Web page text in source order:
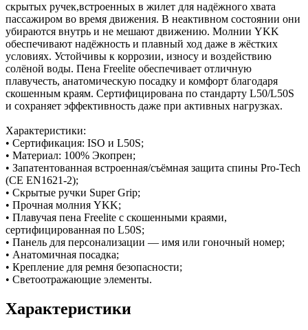
скрытых ручек,встроенных в жилет для надёжного хвата
пассажиром во время движения. В неактивном состоянии они
убираются внутрь и не мешают движению. Молнии YKK
обеспечивают надёжность и плавный ход даже в жёстких
условиях. Устойчивы к коррозии, износу и воздействию
солёной воды. Пена Freelite обеспечивает отличную
плавучесть, анатомическую посадку и комфорт благодаря
скошенным краям. Сертифицирована по стандарту L50/L50S
и сохраняет эффективность даже при активных нагрузках.
Характеристики:
• Сертификация: ISO и L50S;
• Материал: 100% Экопрен;
• Запатентованная встроенная/съёмная защита спины Pro-Tech
(CE EN1621-2);
• Скрытые ручки Super Grip;
• Прочная молния YKK;
• Плавучая пена Freelite с скошенными краями,
сертифицированная по L50S;
• Панель для персонализации — имя или гоночный номер;
• Анатомичная посадка;
• Крепление для ремня безопасности;
• Светоотражающие элементы.
Характеристики